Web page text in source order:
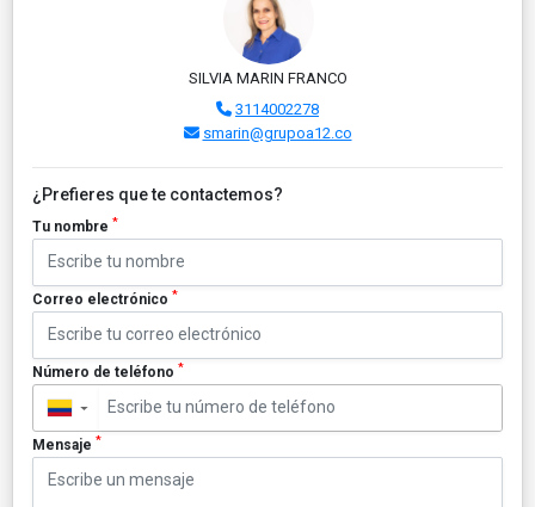
SILVIA MARIN FRANCO
3114002278
smarin@grupoa12.co
¿Prefieres que te contactemos?
Tu nombre *
Correo electrónico *
Número de teléfono *
▼
Mensaje *